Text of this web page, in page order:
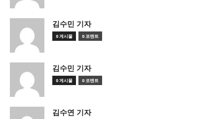
김수민 기자
0 게시물 0 코멘트
김수민 기자
0 게시물 0 코멘트
김수연 기자